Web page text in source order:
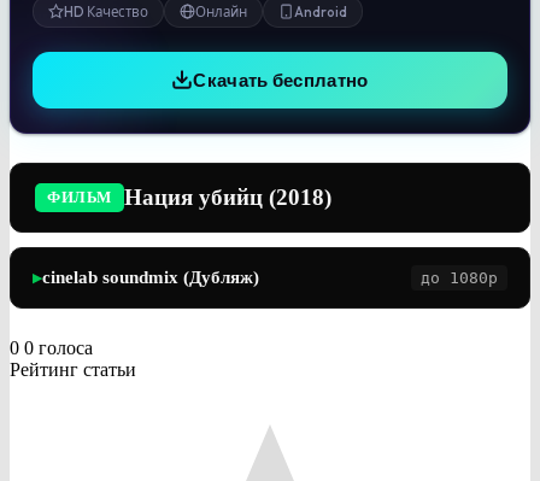
HD Качество Онлайн Android
Скачать бесплатно
ФИЛЬМ Нация убийц (2018)
▶cinelab soundmix (Дубляж) до 1080p
0 0 голоса
Рейтинг статьи